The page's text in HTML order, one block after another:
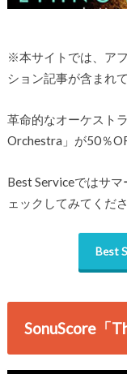
※本サイトでは、ア
ション記事が含まれ
革命的なオーケスト
Orchestra」が50％
Best Serviceではサ
ェックしてみてくださ
Best
SonuScore「